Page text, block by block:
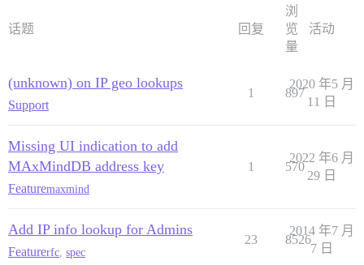
话题 回复
浏
览
量
活动
(unknown) on IP geo lookups
Support
1 897
2020 年5 月
11 日
Missing UI indication to add
MAxMindDB address key
Featuremaxmind
1 570
2022 年6 月
29 日
Add IP info lookup for Admins
Featurerfc spec
23 8526
2014 年7 月
7 日